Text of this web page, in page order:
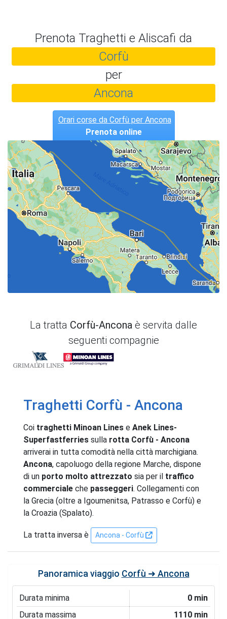
Prenota Traghetti e Aliscafi da
Corfù
per
Ancona
Orari corse da Corfù per Ancona
Prenota online
La tratta Corfù-Ancona è servita dalle
seguenti compagnie
Grimaldi LinesMinoan Lines
Traghetti Corfù - Ancona
Coi traghetti Minoan Lines e Anek Lines-
Superfastferries sulla rotta Corfù - Ancona
arriverai in tutta comodità nella città marchigiana.
Ancona, capoluogo della regione Marche, dispone
di un porto molto attrezzato sia per il traffico
commerciale che passeggeri. Collegamenti con
la Grecia (oltre a Igoumenitsa, Patrasso e Corfù) e
la Croazia (Spalato).
La tratta inversa è Ancona - Corfù
Panoramica viaggio Corfù ➜ Ancona
Durata minima
0 min
Durata massima
1110 min